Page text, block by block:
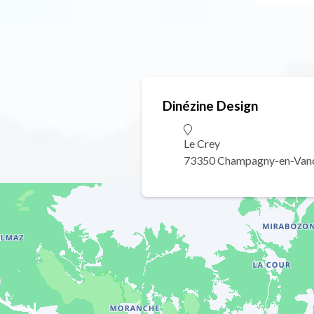
Dinézine Design
Le Crey
73350 Champagny-en-